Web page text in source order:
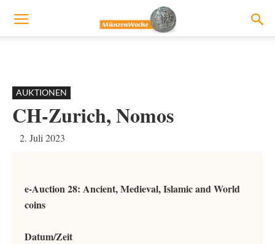
AUKTIONEN
CH-Zurich, Nomos
2. Juli 2023
e-Auction 28: Ancient, Medieval, Islamic and World
coins
Datum/Zeit